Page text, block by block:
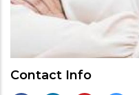
Contact Info